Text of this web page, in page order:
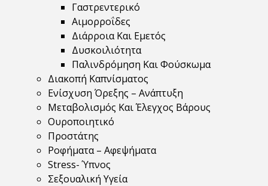
Γαστρεντερικό
Αιμορροΐδες
Διάρροια Και Εμετός
Δυσκοιλιότητα
Παλινδρόμηση Και Φούσκωμα
Διακοπή Καπνίσματος
Ενίσχυση Όρεξης – Ανάπτυξη
Μεταβολισμός Και Έλεγχος Βάρους
Ουροποιητικό
Προστάτης
Ροφήματα – Αφεψήματα
Stress- Ύπνος
Σεξουαλική Υγεία